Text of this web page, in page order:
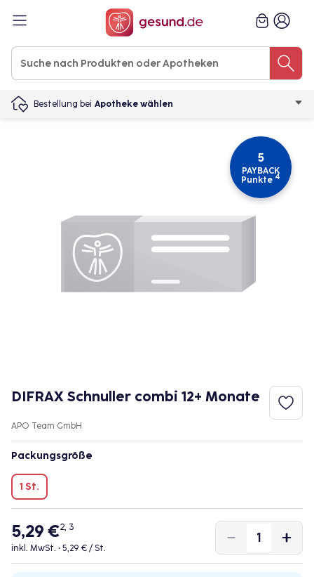
Bestellung bei Apotheke wählen
5
PAYBACK
Punkte 4
DIFRAX Schnuller combi 12+ Monate
APO Team GmbH
Packungsgröße
1 St.
5,29 €2, 3
inkl. MwSt. • 5,29 € / St.